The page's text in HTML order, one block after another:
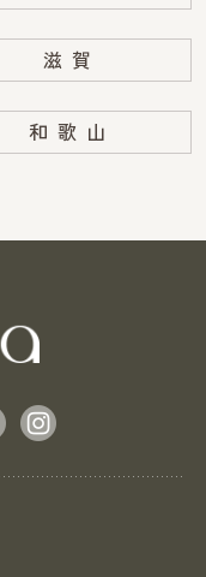
滋賀
和歌山